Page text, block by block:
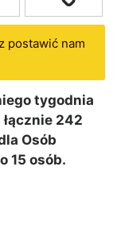
postawić nam
tygodnia
242
Osób
15 osób.